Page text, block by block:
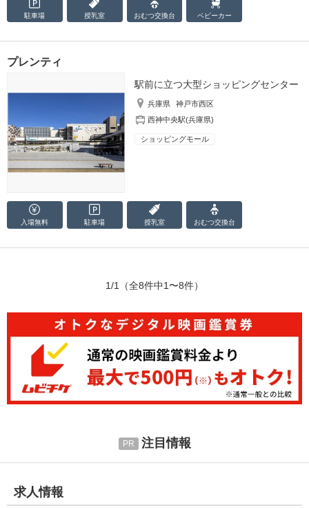
駐車場 授乳室 おむつ交換台 ベビーカー
プレンティ
駅前に立つ大型ショッピングセンター
兵庫県
神戸市西区
西神中央駅(兵庫県)
ショッピングモール
入場無料 駐車場 授乳室 おむつ交換台
1/1 （全8件中1〜8件）
注目情報
求人情報